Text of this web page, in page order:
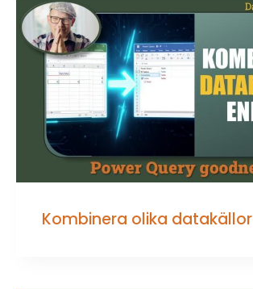
Kombinera olika datakällor